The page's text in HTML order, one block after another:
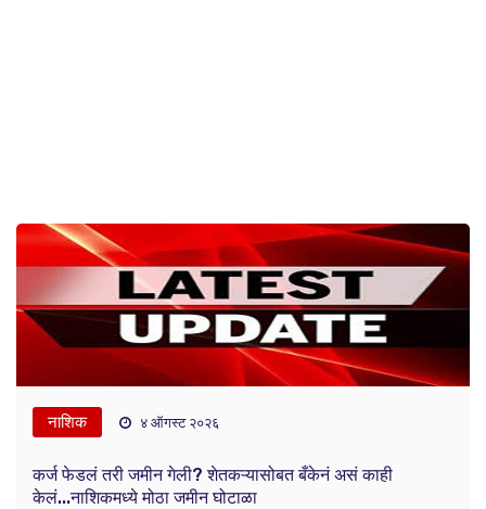
नाशिक ४ ऑगस्ट २०२६
कर्ज फेडलं तरी जमीन गेली? शेतकऱ्यासोबत बँकेनं असं काही
केलं...नाशिकमध्ये मोठा जमीन घोटाळा